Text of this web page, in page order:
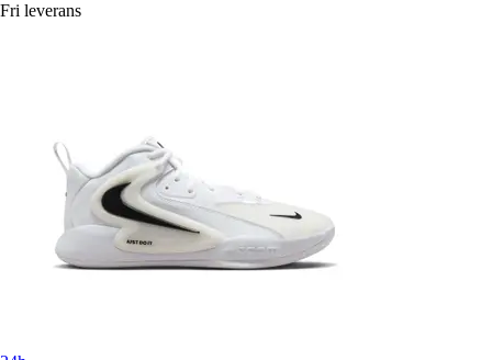
Fri leverans